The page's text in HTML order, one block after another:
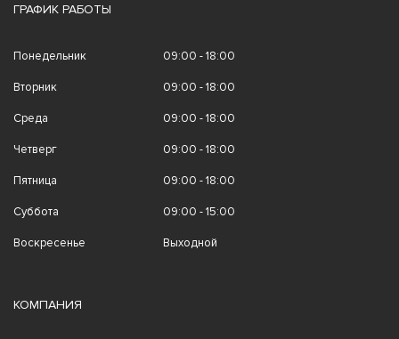
ГРАФИК РАБОТЫ
Понедельник 09:00 - 18:00
Вторник 09:00 - 18:00
Среда 09:00 - 18:00
Четверг 09:00 - 18:00
Пятница 09:00 - 18:00
Суббота 09:00 - 15:00
Воскресенье Выходной
КОМПАНИЯ